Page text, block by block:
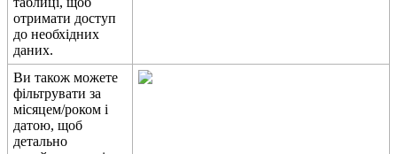
отримати доступ
до необхідних
даних.
Ви також можете
фільтрувати за
місяцем/роком і
датою, щоб
детально